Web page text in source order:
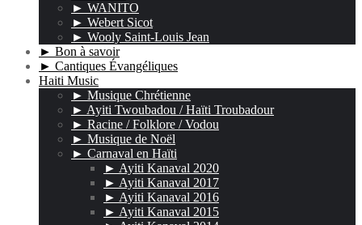
► WANITO
► Webert Sicot
► Wooly Saint-Louis Jean
► Bon à savoir
► Cantiques Évangéliques
Haiti Music
► Musique Chrétienne
► Ayiti Twoubadou / Haïti Troubadour
► Racine / Folklore / Vodou
► Musique de Noël
► Carnaval en Haïti
► Ayiti Kanaval 2020
► Ayiti Kanaval 2017
► Ayiti Kanaval 2016
► Ayiti Kanaval 2015